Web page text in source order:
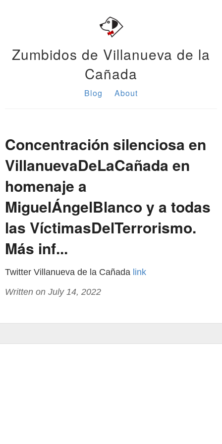
Zumbidos de Villanueva de la
Cañada
Blog About
Concentración silenciosa en
VillanuevaDeLaCañada en
homenaje a
MiguelÁngelBlanco y a todas
las VíctimasDelTerrorismo.
Más inf...
Twitter Villanueva de la Cañada link
Written on July 14, 2022